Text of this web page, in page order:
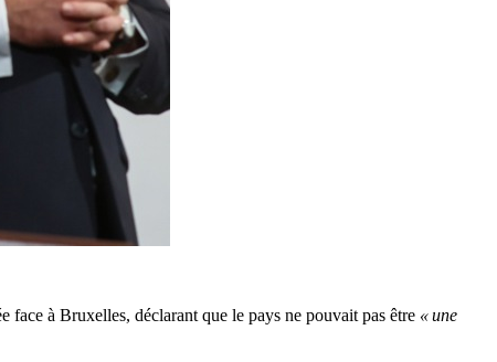
à Bruxelles, déclarant que le pays ne pouvait pas être « une